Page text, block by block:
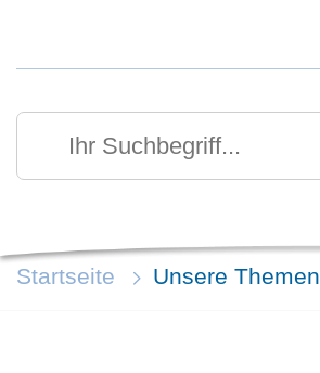
Ihr Suchbegriff
Suchen
Startseite Unsere Themen